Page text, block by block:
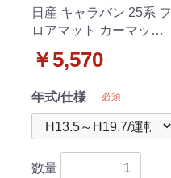
日産 キャラバン 25系 フ
ロアマット カーマット 1
品
￥5,570
年式/仕様 必須
数量